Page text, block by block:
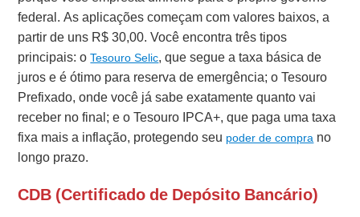
federal. As aplicações começam com valores baixos, a
partir de uns R$ 30,00. Você encontra três tipos
principais: oTesouro Selic, que segue a taxa básica de
juros e é ótimo para reserva de emergência; o Tesouro
Prefixado, onde você já sabe exatamente quanto vai
receber no final; e o Tesouro IPCA+, que paga uma taxa
fixa mais a inflação, protegendo seu poder de compra no
longo prazo.
CDB (Certificado de Depósito Bancário)